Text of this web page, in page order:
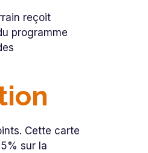
reçoit
programme
Cette carte
sur la